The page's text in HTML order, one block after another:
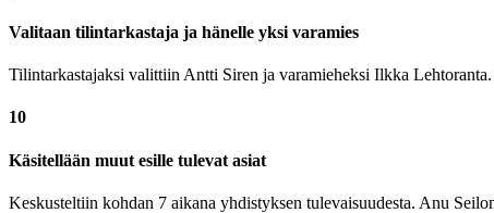
Valitaan tilintarkastaja ja hänelle yksi varamies
Tilintarkastajaksi valittiin Antti Siren ja varamieheksi Ilkka
10
Käsitellään muut esille tulevat asiat
Keskusteltiin kohdan 7 aikana yhdistyksen tulevaisuudesta. Anu